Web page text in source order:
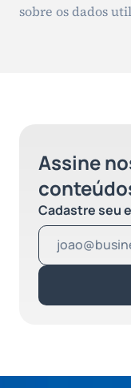
sobre os dados
Assine
Cadastre seu